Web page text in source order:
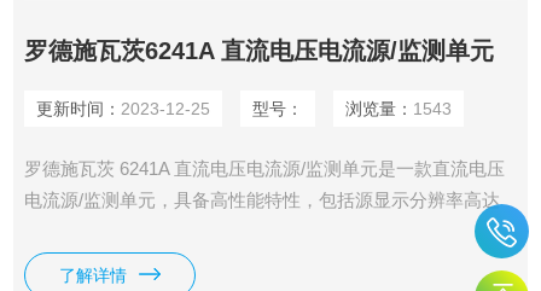
罗德施瓦茨6241A 直流电压电流源/监测单元
更新时间： 2023-12-25 型号： 浏览量： 1543
罗德施瓦茨 6241A 直流电压电流源/监测单元是一款直流电压
电流源/监测单元，具备高性能特性，包括源显示分辨率高达
0.02%。
了解详情